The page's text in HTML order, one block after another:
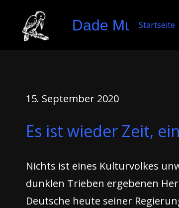
Dade Murphy
Startseite
15. September 2020
Es ist wieder Zeit,
Nichts ist eines Kulturvolkes
dunklen Trieben ergebenen
Deutsche heute seiner